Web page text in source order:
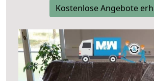
Kostenlose Angebote